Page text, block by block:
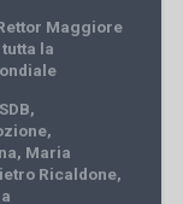
Maggiore
tutta la
,
,
, Maria
Ricaldone,